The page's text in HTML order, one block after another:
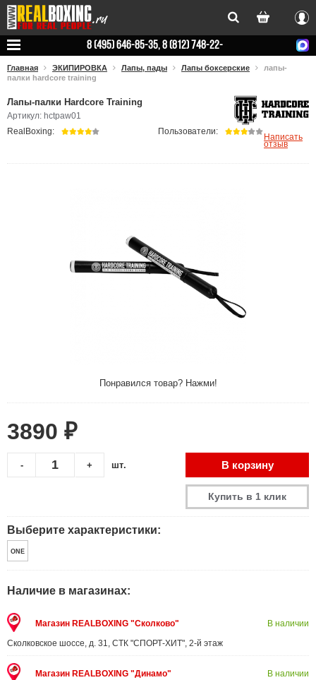
Вход
8 (495) 646-85-35, 8 (812) 748-22-
Главная ЭКИПИРОВКА Лапы, пады Лапы боксерские
лапы-
палки hardcore training
Лапы-палки Hardcore Training
Артикул: hctpaw01
Понравился товар? Нажми!
RealBoxing: Пользователи:
Написать
отзыв
3890 ₽
+
- шт. В корзину
Купить в 1 клик
Выберите характеристики:
ONE
Наличие в магазинах:
Магазин REALBOXING "Сколково"
Сколковское шоссе, д. 31, СТК "СПОРТ-ХИТ", 2-й этаж
В наличии
Магазин REALBOXING "Динамо"
В наличии